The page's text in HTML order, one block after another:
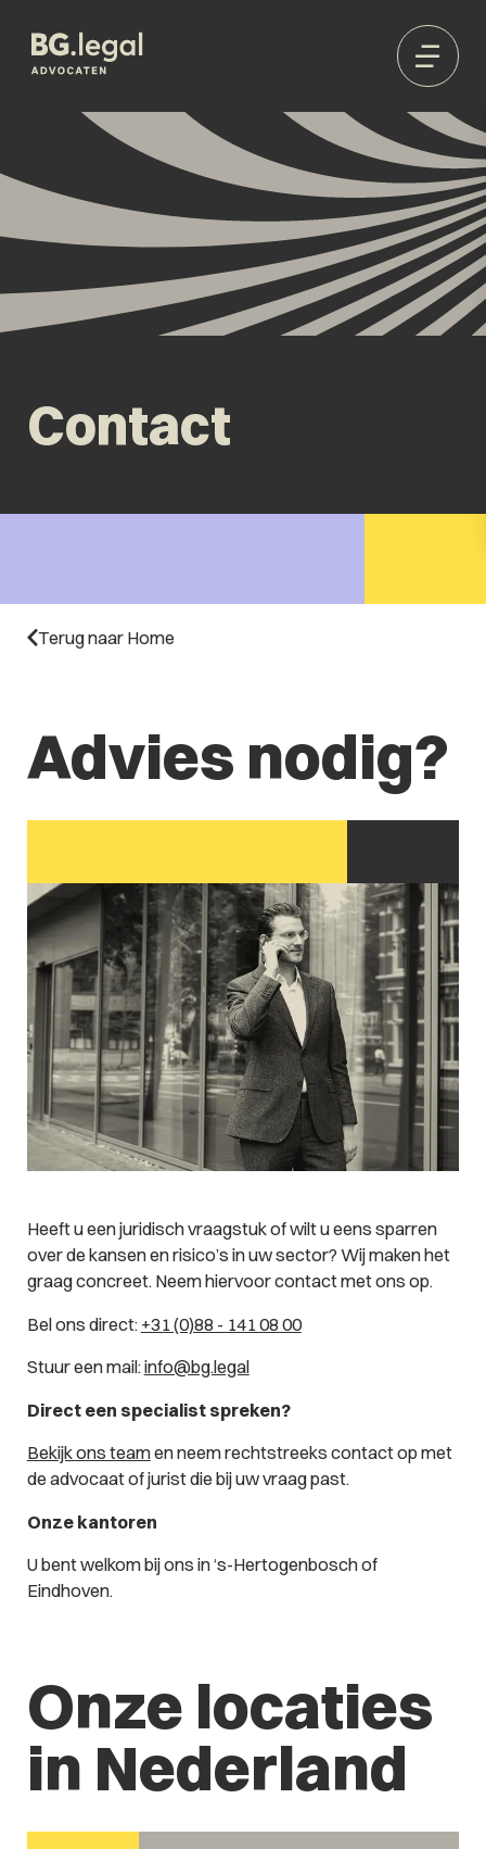
Contact
Terug naar Home
Heeft u een juridisch vraagstuk of wilt u eens sparren
over de kansen en risico’s in uw sector? Wij maken het
graag concreet. Neem hiervoor contact met ons op.
Bel ons direct: +31 (0)88 - 141 08 00
Stuur een mail:info@bg.legal
Direct een specialist spreken?
Bekijk ons teamen neem rechtstreeks contact op met
de advocaat of jurist die bij uw vraag past.
Onze kantoren
U bent welkom bij ons in ‘s-Hertogenbosch of
Eindhoven.
Advies nodig?
Onze locaties
in Nederland